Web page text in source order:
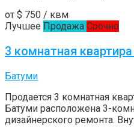
от $ 750 / квм
Лучшее Продажа Срочно
3 комнатная
Батуми
Продается 3 комнатная
Батуми расположена 3-
дизайнерского ремонта.